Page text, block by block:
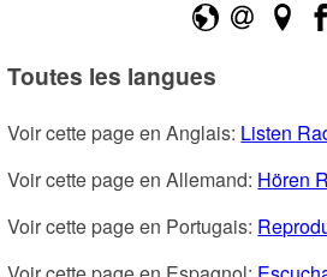
Toutes les langues
Voir cette page en Anglais: Listen
Voir cette page en Allemand: Hören
Voir cette page en Portugais: